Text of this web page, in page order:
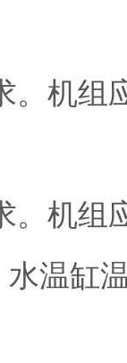
。机组
。机组
温缸